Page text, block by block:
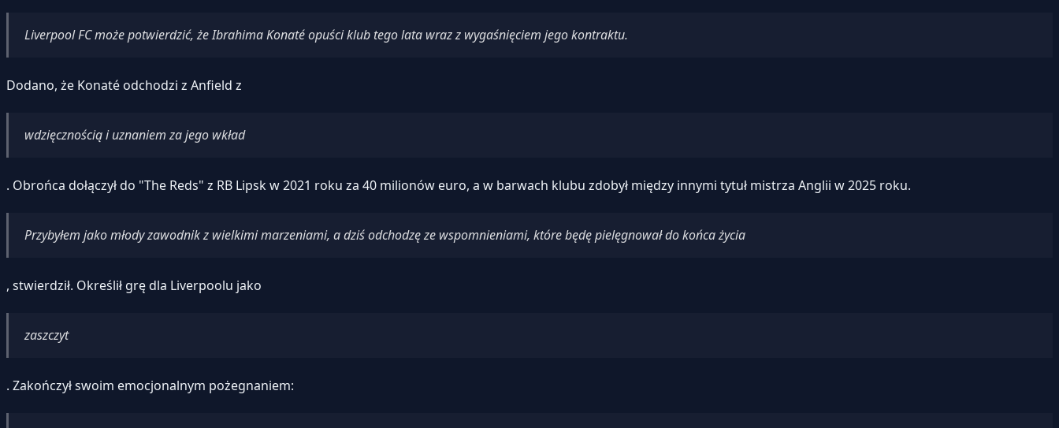
Liverpool FC może potwierdzić, że Ibrahima Konaté opuści klub tego lata wraz z wygaśnięciem jego kontraktu.
Dodano, że Konaté odchodzi z Anfield z
wdzięcznością i uznaniem za jego wkład
. Obrońca dołączył do "The Reds" z RB Lipsk w 2021 roku za 40 milionów euro, a w barwach klubu zdobył między innymi tytuł mistrza Anglii w 2025 roku.
Przybyłem jako młody zawodnik z wielkimi marzeniami, a dziś odchodzę ze wspomnieniami, które będę pielęgnował do końca życia
, stwierdził. Określił grę dla Liverpoolu jako
zaszczyt
. Zakończył swoim emocjonalnym pożegnaniem: